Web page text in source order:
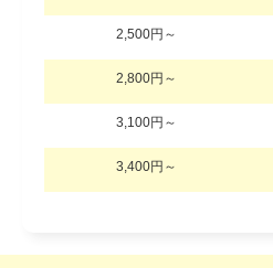
2,500円～
2,800円～
3,100円～
3,400円～